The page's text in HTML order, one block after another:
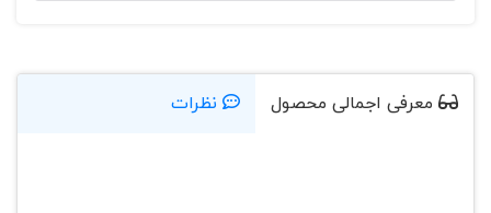
معرفی اجمالی محصول نظرات